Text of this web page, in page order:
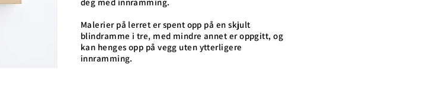
Malerier på lerret er spent opp på en skjult
blindramme i tre, med mindre annet er oppgitt, og
kan henges opp på vegg uten ytterligere
innramming.